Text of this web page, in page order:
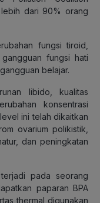
lebih dari 90% orang
fungsi tiroid,
fungsi hati
belajar.
libido, kualitas
konsentrasi
ini telah dikaitkan
ovarium polikistik,
dan peningkatan
pada seorang
paparan BPA
thermal digunakan